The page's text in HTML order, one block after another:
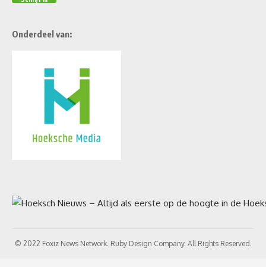
Onderdeel van:
© 2022 Foxiz News Network. Ruby Design Company. All Rights Reserved.